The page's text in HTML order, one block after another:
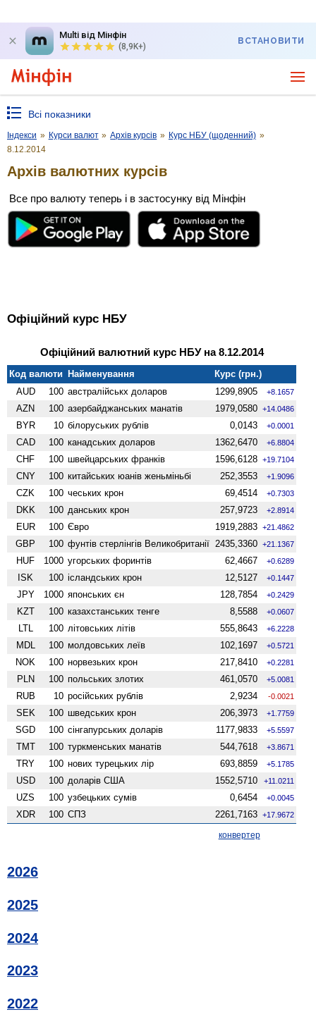
Multi від Мінфін
(8,9K+)
ВСТАНОВИТИ
Всі показники
Індекси » Курси валют » Архів курсів » Курс НБУ (щоденний) »
8.12.2014
Архів валютних курсів
Все про валюту теперь і в застосунку від Мінфін
Офіційний курс НБУ
Офіційний валютний курс НБУ на 8.12.2014
Код валюти Найменування
Курс (грн.)
AUD
100 австралійськх доларов 1299,8905 +8.1657
AZN 100 азербайджанських манатів 1979,0580 +14.0486
BYR 10 білоруських рублів 0,0143 +0.0001
CAD 100 канадських доларов 1362,6470 +6.8804
CHF 100 швейцарських франків 1596,6128 +19.7104
CNY 100 китайських юанів женьмiньбi 252,3553 +1.9096
CZK 100 чеських крон 69,4514 +0.7303
DKK 100 данських крон 257,9723 +2.8914
EUR 100 Євро 1919,2883 +21.4862
GBP 100 фунтів стерлінгів Велико­британії 2435,3360 +21.1367
HUF 1000 угорських форинтів 62,4667 +0.6289
ISK 100 ісландських крон 12,5127 +0.1447
JPY 1000 японських єн 128,7854 +0.2429
KZT 100 казахстанських тенге 8,5588 +0.0607
LTL 100 літовських літів 555,8643 +6.2228
MDL 100 молдовських леїв 102,1697 +0.5721
NOK 100 норвезьких крон 217,8410 +0.2281
PLN 100 польських злотих 461,0570 +5.0081
RUB 10 російських рублів 2,9234 -0.0021
SEK 100 шведських крон 206,3973 +1.7759
SGD 100 сінгапурських доларів 1177,9833 +5.5597
TMT 100 туркменських манатів 544,7618 +3.8671
TRY 100 нових турецьких лір 693,8859 +5.1785
USD 100 доларів США 1552,5710 +11.0211
UZS 100 узбецьких сумів 0,6454 +0.0045
XDR 100 СПЗ 2261,7163 +17.9672
конвертер
2026
2025
2024
2023
2022